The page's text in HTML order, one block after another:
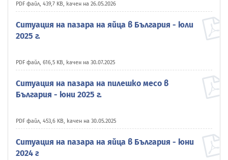
PDF файл, 439,7 KB, качен на 26.05.2026
Ситуация на пазара на яйца в България - юли
2025 г.
PDF файл, 616,5 KB, качен на 30.07.2025
Ситуация на пазара на пилешко месо в
България - юни 2025 г.
PDF файл, 453,6 KB, качен на 30.05.2025
Ситуация на пазара на яйца в България - юни
2024 г